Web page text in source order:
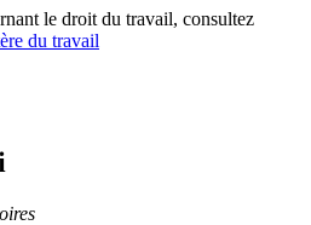
le droit du travail, consultez
du travail